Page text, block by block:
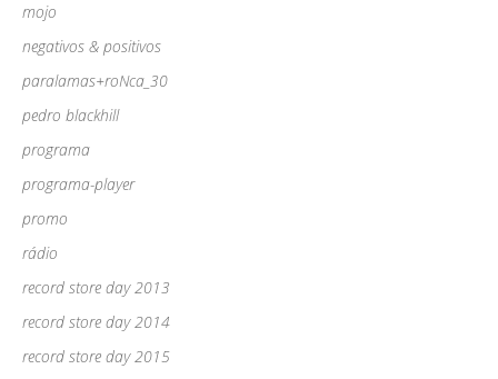
mojo
negativos & positivos
paralamas+roNca_30
pedro blackhill
programa
programa-player
promo
rádio
record store day 2013
record store day 2014
record store day 2015